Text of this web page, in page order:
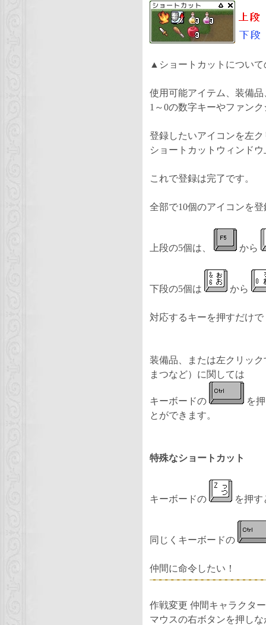
▲ショートカットについて
使用可能アイテム、装備
1～0の数字キーやファン
登録したいアイコンを左
ショートカットウィンド
これで登録は完了です。
全部で10個のアイコンを
上段の5個は、 から
下段の5個は から
対応するキーを押すだけ
装備品、または左クリッ
まつなど）に関しては
キーボードの
を
とができます。
特殊なショートカット
キーボードの を押
同じくキーボードの
仲間に命令したい！
作戦変更 仲間キャラクタ
マウスの右ボタンを押し